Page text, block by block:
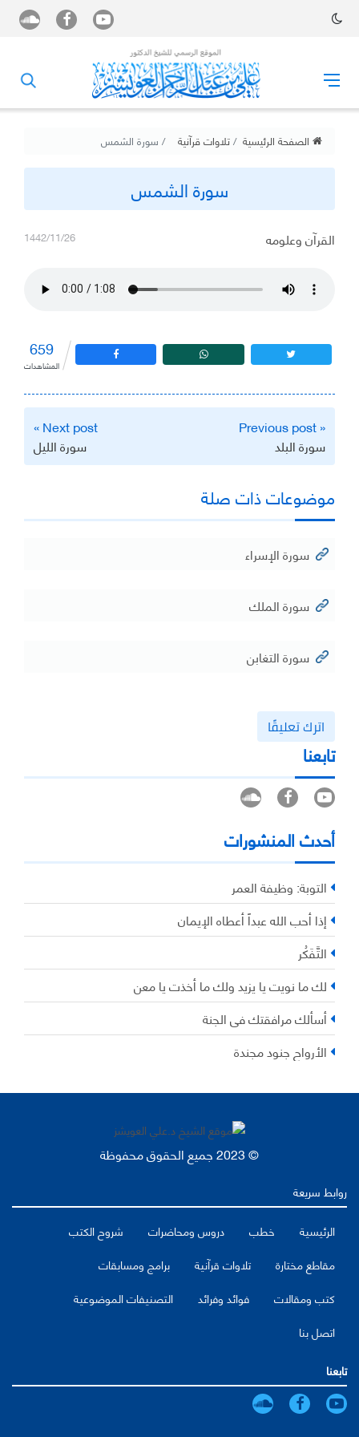
الصفحة الرئيسية تلاوات قرآنية سورة الشمس
سورة الشمس
1442/11/26 القرآن وعلومه
659
المشاهدات
تصفّح
المقالات
« Previous post
سورة البلد
Next post »
سورة الليل
موضوعات ذات صلة
سورة الإسراء
سورة الملك
سورة التغابن
اترك تعليقًا
تابعنا
أحدث المنشورات
التوبة: وظيفة العمر
إذا أحب الله عبداً أعطاه الإيمان
التَّفَكُر
لك ما نويت يا يزيد ولك ما أخذت يا معن
أسألك مرافقتك في الجنة
الأرواح جنود مجندة
© 2023 جميع الحقوق محفوظة
روابط سريعة
الرئيسية
خطب دروس ومحاضرات
شروح الكتب
مقاطع مختارة
تلاوات قرآنية
برامج ومسابقات
كتب ومقالات
فوائد وفرائد
التصنيفات الموضوعية
اتصل بنا
تابعنا